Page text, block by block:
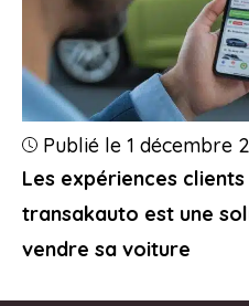
Les expériences
transakauto est une
vendre sa voiture
Publié le 1 décembre